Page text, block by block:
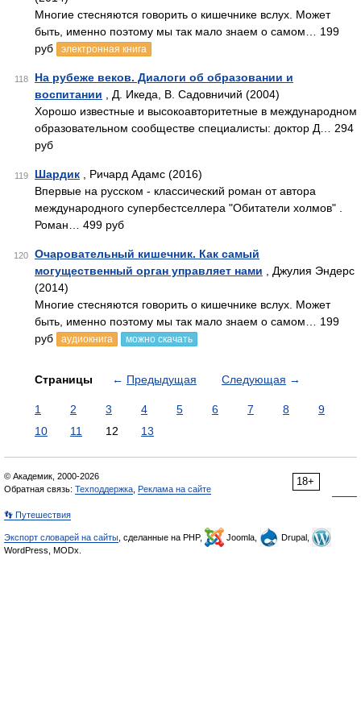
Многие стесняются говорить о кишечнике вслух. Может
быть, именно поэтому мы так мало знаем о самом… 199
руб
электронная книга
118
На рубеже веков. Диалоги об образовании и
воспитании , Д. Икеда, В. Садовничий (2004)
Хорошо известные и высокоавторитетные в международном
образовательном сообществе специалисты: доктор Д… 294
руб
119 Шардик , Ричард Адамс (2016)
Впервые на русском - классический роман от автора
международного супербестселлера "Обитатели холмов" .
Роман… 499 руб
120
Очаровательный кишечник. Как самый
могущественный орган управляет нами , Джулия Эндерс
(2014)
Многие стесняются говорить о кишечнике вслух. Может
быть, именно поэтому мы так мало знаем о самом… 199
руб
аудиокнига можно скачать
Страницы ← Предыдущая Следующая →
1 2 3 4 5 6 7 8
9
10
11 12 13
18+
© Академик, 2000-2026
Обратная связь: Техподдержка Реклама на сайте
👣 Путешествия
Экспорт словарей на сайты , сделанные на PHP, Joomla,
Drupal,
WordPress, MODx.